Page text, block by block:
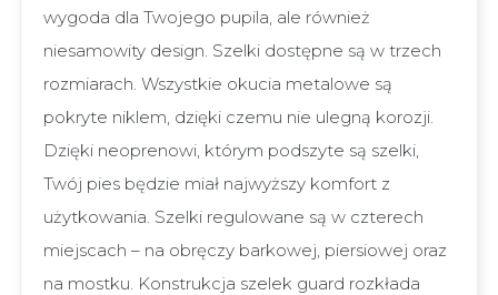
wygoda dla Twojego pupila, ale również
niesamowity design. Szelki dostępne są w trzech
rozmiarach. Wszystkie okucia metalowe są
pokryte niklem, dzięki czemu nie ulegną korozji.
Dzięki neoprenowi, którym podszyte są szelki,
Twój pies będzie miał najwyższy komfort z
użytkowania. Szelki regulowane są w czterech
miejscach – na obręczy barkowej, piersiowej oraz
na mostku. Konstrukcja szelek guard rozkłada